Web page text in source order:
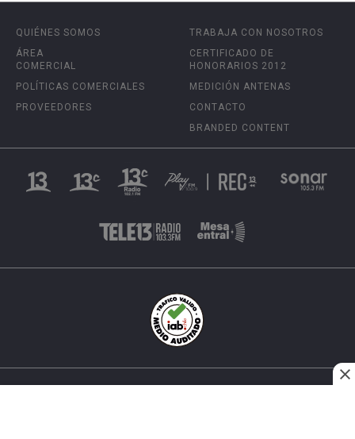
QUIÉNES SOMOS
ÁREA
COMERCIAL
POLÍTICAS COMERCIALES
PROVEEDORES
TRABAJA CON NOSOTROS
CERTIFICADO DE
HONORARIOS 2012
MEDICIÓN ANTENAS
CONTACTO
BRANDED CONTENT